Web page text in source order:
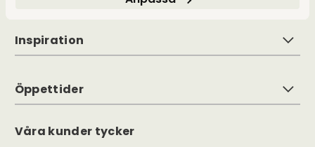
Inspiration
Öppettider
Våra kunder tycker